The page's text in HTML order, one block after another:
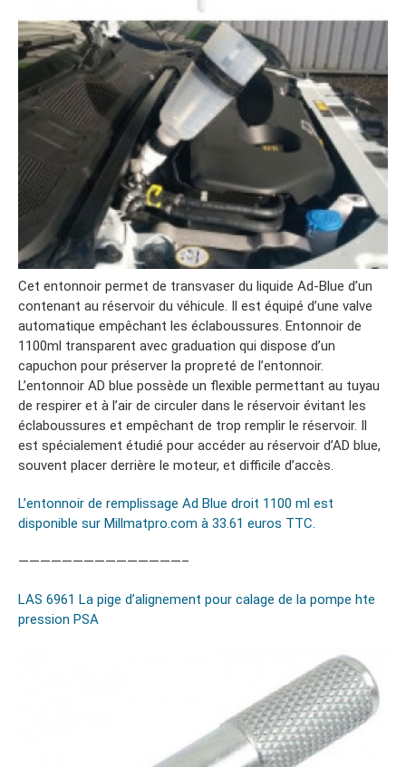
Cet entonnoir permet de transvaser du liquide Ad-Blue d’un
contenant au réservoir du véhicule. Il est équipé d’une valve
automatique empêchant les éclaboussures. Entonnoir de
1100ml transparent avec graduation qui dispose d’un
capuchon pour préserver la propreté de l’entonnoir.
L’entonnoir AD blue possède un flexible permettant au tuyau
de respirer et à l’air de circuler dans le réservoir évitant les
éclaboussures et empêchant de trop remplir le réservoir. Il
est spécialement étudié pour accéder au réservoir d’AD blue,
souvent placer derrière le moteur, et difficile d’accès.
L’entonnoir de remplissage Ad Blue droit 1100 ml est
disponible sur Millmatpro.com à 33.61 euros TTC.
———————————————–
LAS 6961 La pige d’alignement pour calage de la pompe hte
pression PSA